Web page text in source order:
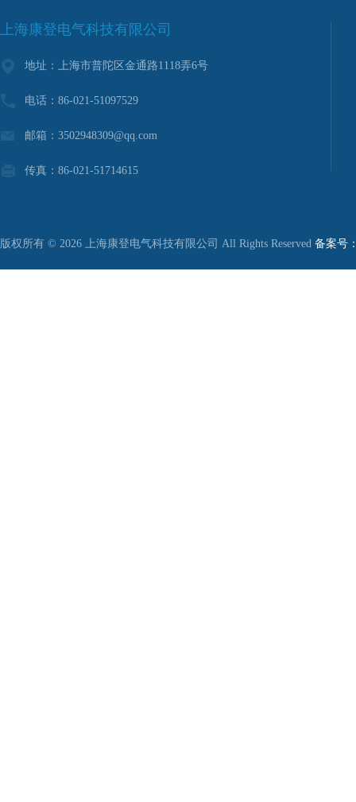
上海康登电气科技有限公司
地址：上海市普陀区金通路1118弄6号
电话：86-021-51097529
邮箱：3502948309@qq.com
传真：86-021-51714615
版权所有 © 2026 上海康登电气科技有限公司 All Rights Reserved 备案号